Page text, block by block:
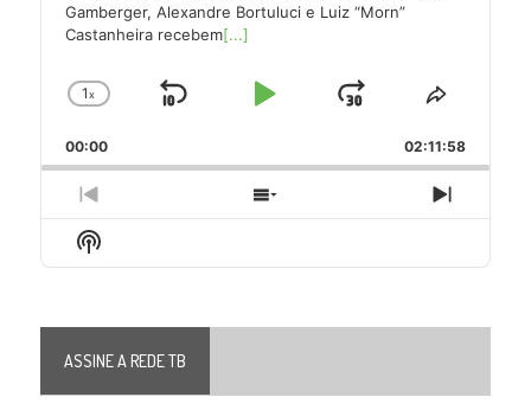
Gamberger, Alexandre Bortuluci e Luiz “Morn”
Castanheira recebem[...]
Change
Rate
1x
Skip
Play
Jump
Forward
Share
Episode
00:00 02:11:58
Previous
Episode
Show
Episodes
Next
Episode
Show
Podcast
ASSINE A REDE TB